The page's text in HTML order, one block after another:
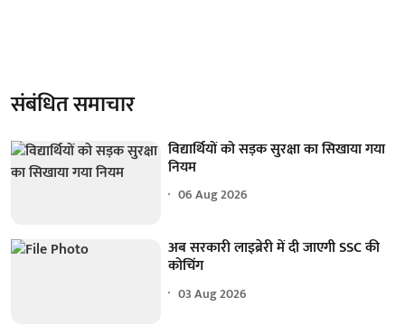
संबंधित समाचार
विद्यार्थियों को सड़क सुरक्षा का सिखाया गया
नियम
06 Aug 2026
अब सरकारी लाइब्रेरी में दी जाएगी SSC की
कोचिंग
03 Aug 2026